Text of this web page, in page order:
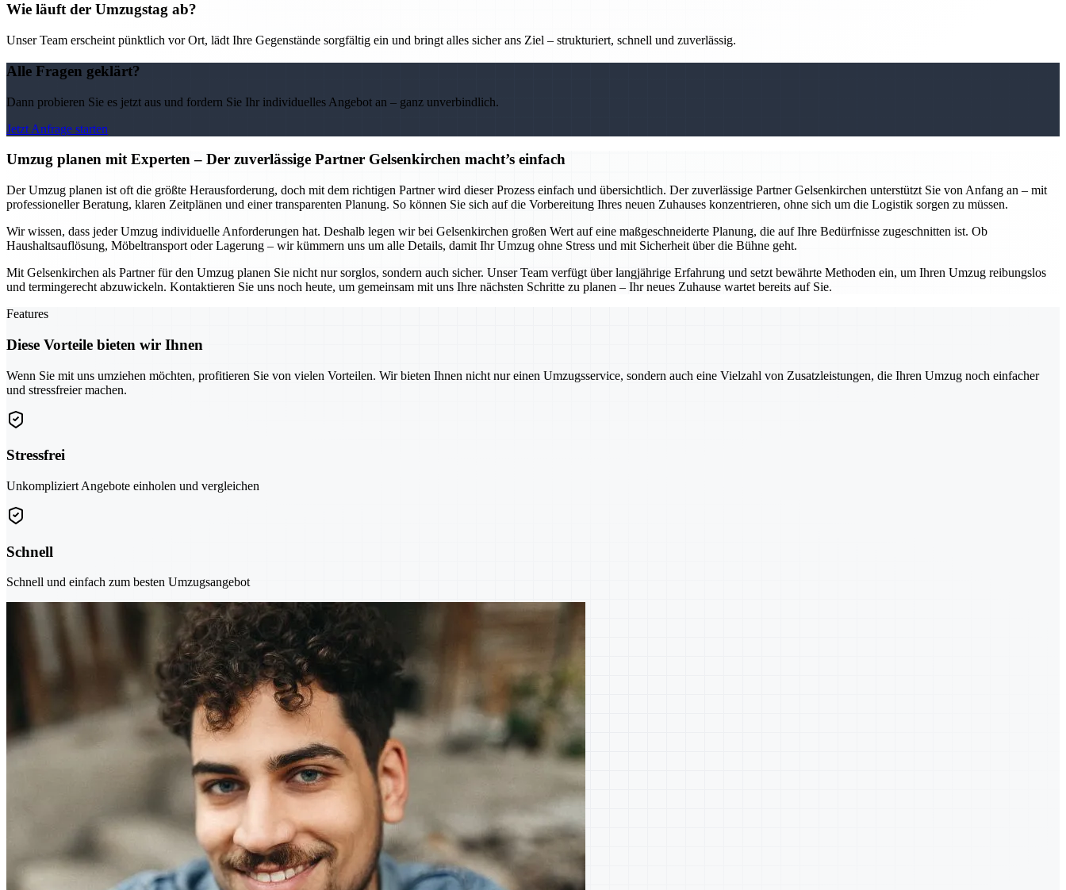
Wie läuft der Umzugstag ab?
Unser Team erscheint pünktlich vor Ort, lädt Ihre Gegenstände sorgfältig ein und bringt alles sicher ans Ziel – strukturiert, schnell und zuverlässig.
Alle Fragen geklärt?
Dann probieren Sie es jetzt aus und fordern Sie Ihr individuelles Angebot an – ganz unverbindlich.
Jetzt Anfrage starten
Umzug planen mit Experten – Der zuverlässige Partner Gelsenkirchen macht’s einfach
Der Umzug planen ist oft die größte Herausforderung, doch mit dem richtigen Partner wird dieser Prozess einfach und übersichtlich. Der zuverlässige Partner Gelsenkirchen unterstützt Sie von Anfang an – mit
professioneller Beratung, klaren Zeitplänen und einer transparenten Planung. So können Sie sich auf die Vorbereitung Ihres neuen Zuhauses konzentrieren, ohne sich um die Logistik sorgen zu müssen.
Wir wissen, dass jeder Umzug individuelle Anforderungen hat. Deshalb legen wir bei Gelsenkirchen großen Wert auf eine maßgeschneiderte Planung, die auf Ihre Bedürfnisse zugeschnitten ist. Ob
Haushaltsauflösung, Möbeltransport oder Lagerung – wir kümmern uns um alle Details, damit Ihr Umzug ohne Stress und mit Sicherheit über die Bühne geht.
Mit Gelsenkirchen als Partner für den Umzug planen Sie nicht nur sorglos, sondern auch sicher. Unser Team verfügt über langjährige Erfahrung und setzt bewährte Methoden ein, um Ihren Umzug reibungslos
und termingerecht abzuwickeln. Kontaktieren Sie uns noch heute, um gemeinsam mit uns Ihre nächsten Schritte zu planen – Ihr neues Zuhause wartet bereits auf Sie.
Features
Diese Vorteile bieten wir Ihnen
Wenn Sie mit uns umziehen möchten, profitieren Sie von vielen Vorteilen. Wir bieten Ihnen nicht nur einen Umzugsservice, sondern auch eine Vielzahl von Zusatzleistungen, die Ihren Umzug noch einfacher
und stressfreier machen.
Stressfrei
Unkompliziert Angebote einholen und vergleichen
Schnell
Schnell und einfach zum besten Umzugsangebot